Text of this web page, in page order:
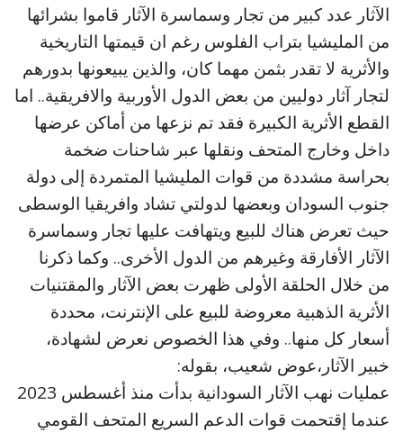
الآثار عدد كبير من تجار وسماسرة الآثار قاموا بشرائها
من المليشيا بتراب الفلوس رغم ان قيمتها التاريخية
والأثرية لا تقدر بثمن مهما كان، والذين يبيعونها بدورهم
لتجار آثار دوليين من بعض الدول الأوربية والافريقية.. اما
القطع الأثرية الكبيرة فقد تم نزعها من أماكن عرضها
داخل وخارج المتحف ونقلها عبر شاحنات ضخمة
بحراسة مشددة من قوات المليشيا المتمردة إلى دولة
جنوب السودان وبعضها لدولتي تشاد وافريقيا الوسطى
حيث تعرض هناك للبيع ويتهافت عليها تجار وسماسرة
الآثار الأفارقة وغيرهم من الدول الأخرى.. وكما ذكرنا
من خلال الحلقة الأولى ظهرت بعض الآثار والمقتنيات
الأثرية الذهبية معروضة للبيع على الإنترنت، محددة
أسعار كل منها.. وفي هذا الخصوص نعرض لشهادة،
خبير الآثار،عوض شعيب، بقوله:
عمليات نهب الآثار السودانية بدأت منذ أغسطس 2023
عندما إقتحمت قوات الدعم السريع المتحف القومي